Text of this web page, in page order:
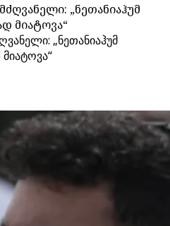
„ნეთანიაჰუმ
მიატოვა“
„ნეთანიაჰუმ